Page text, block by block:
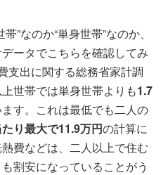
”なのか“単身世帯”なのか、
ータでこちらを確認してみ
支出に関する総務省家計調
世帯では単身世帯よりも1.7
す。これは最低でも二人の
り最大で11.9万円の計算に
費などは、二人以上で住む
割安になっていることがう